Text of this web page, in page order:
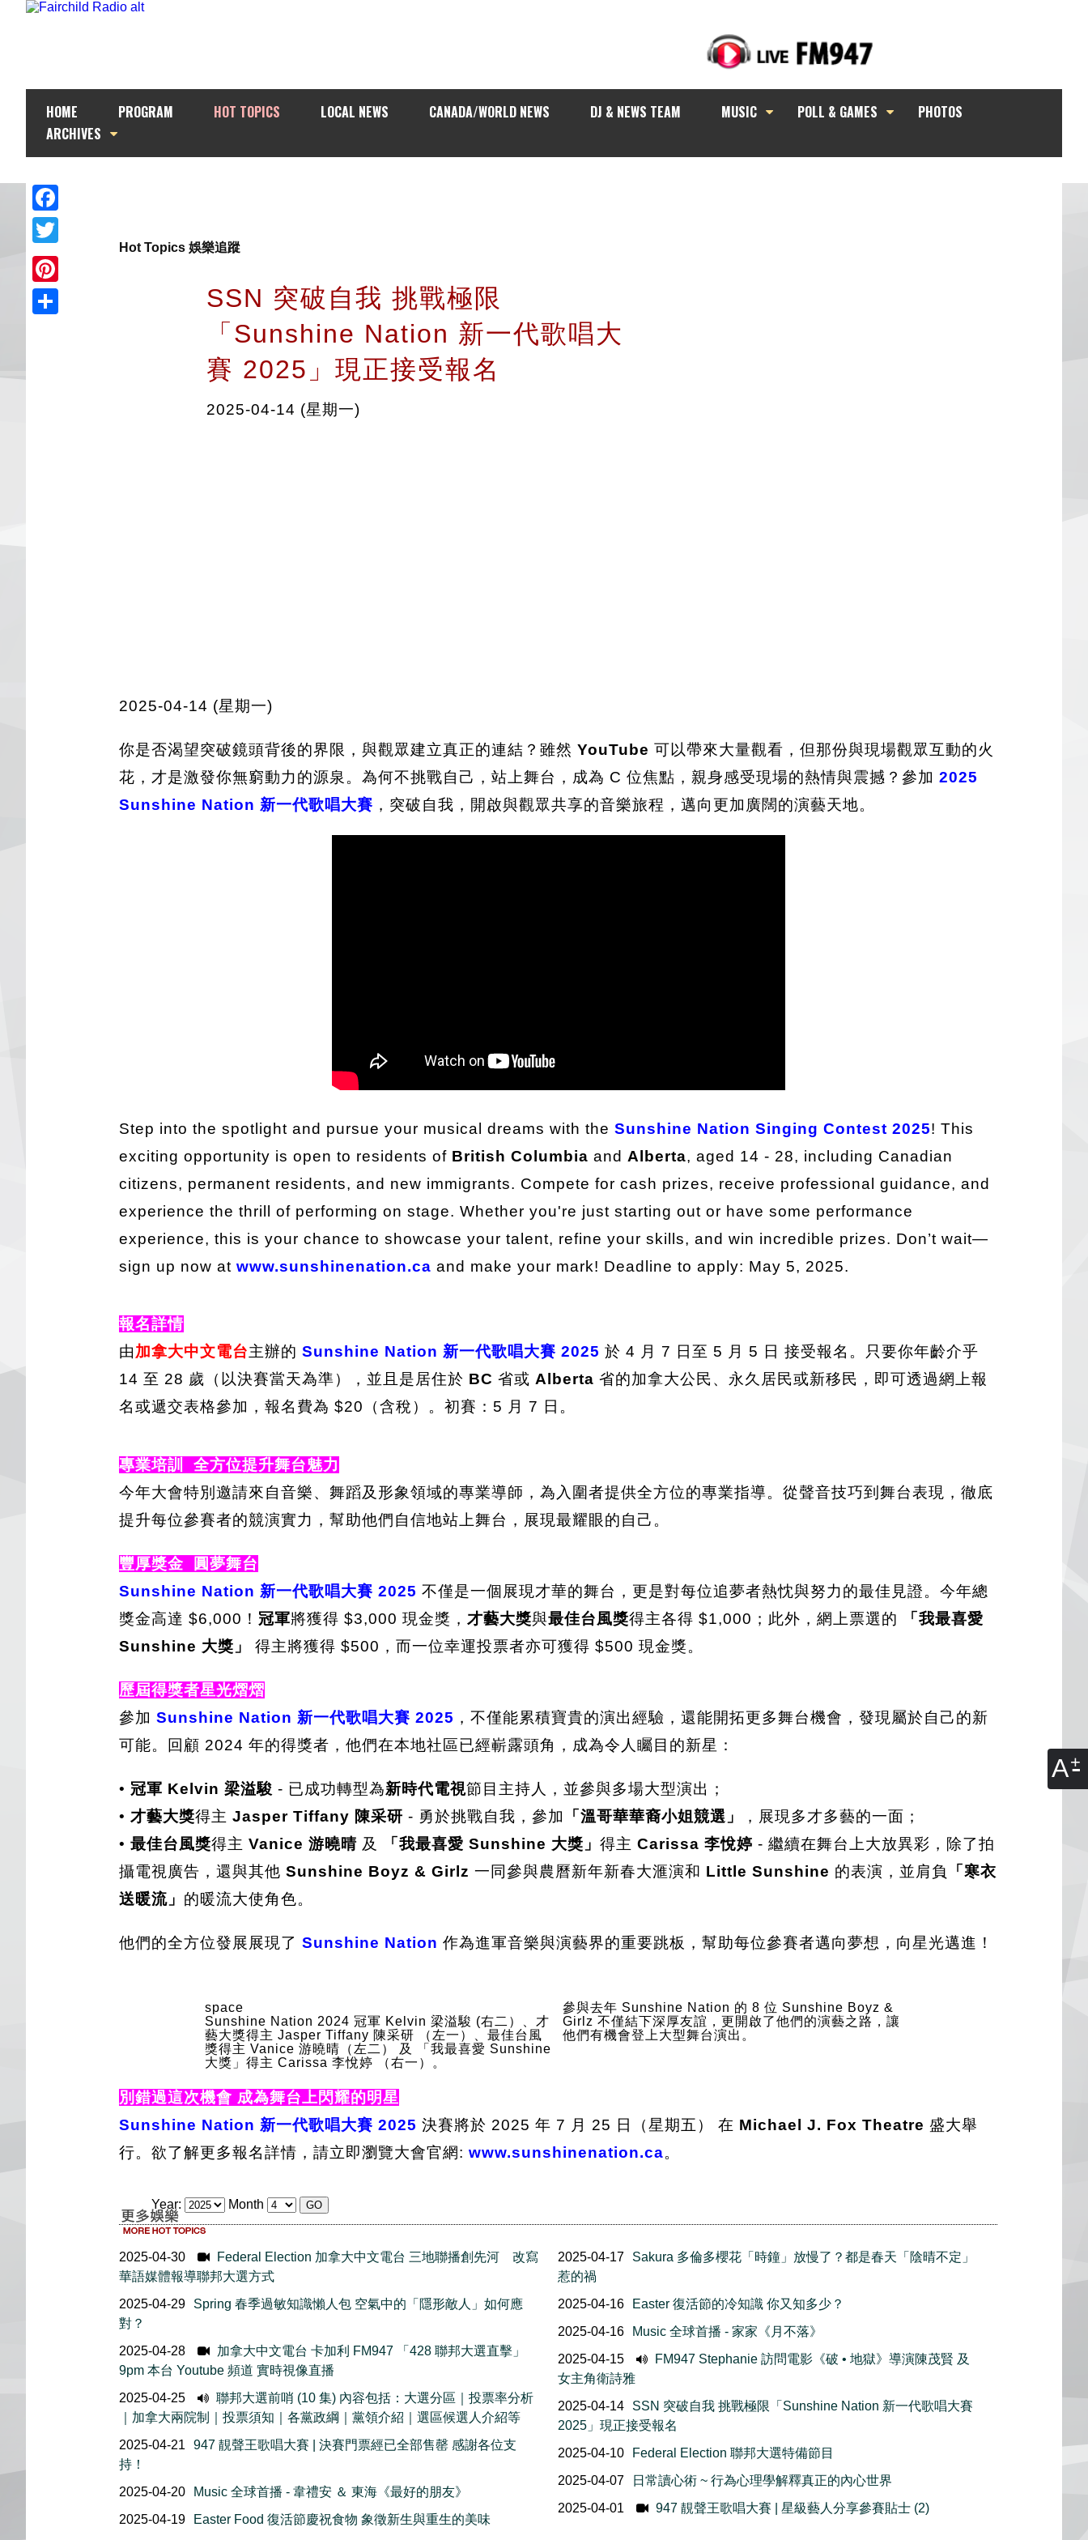
A
HOME PROGRAM HOT TOPICS LOCAL NEWS CANADA/WORLD NEWS DJ & NEWS TEAM MUSIC POLL & GAMES
PHOTOS
ARCHIVES
Facebook
Twitter
Pinterest
Hot Topics 娛樂追蹤
SSN 突破自我 挑戰極限
「Sunshine Nation 新一代歌唱大
賽 2025」現正接受報名
2025-04-14 (星期一)
2025-04-14 (星期一)
你是否渴望突破鏡頭背後的界限，與觀眾建立真正的連結？雖然 YouTube 可以帶來大量觀看，但那份與現場觀眾互動的火
花，才是激發你無窮動力的源泉。為何不挑戰自己，站上舞台，成為 C 位焦點，親身感受現場的熱情與震撼？參加 2025
Sunshine Nation 新一代歌唱大賽 ，突破自我，開啟與觀眾共享的音樂旅程，邁向更加廣闊的演藝天地。
Step into the spotlight and pursue your musical dreams with the Sunshine Nation Singing Contest 2025! This
exciting opportunity is open to residents of British Columbia and Alberta, aged 14 - 28, including Canadian
citizens, permanent residents, and new immigrants. Compete for cash prizes, receive professional guidance, and
experience the thrill of performing on stage. Whether you're just starting out or have some performance
experience, this is your chance to showcase your talent, refine your skills, and win incredible prizes. Don’t wait—
sign up now at www.sunshinenation.ca and make your mark! Deadline to apply: May 5, 2025.
報名詳情
由加拿大中文電台主辦的 Sunshine Nation 新一代歌唱大賽 2025 於 4 月 7 日至 5 月 5 日 接受報名。只要你年齡介乎
14 至 28 歲（以決賽當天為準），並且是居住於 BC 省或 Alberta 省的加拿大公民、永久居民或新移民，即可透過網上報
名或遞交表格參加，報名費為 $20（含稅）。初賽：5 月 7 日。
專業培訓 全方位提升舞台魅力
今年大會特別邀請來自音樂、舞蹈及形象領域的專業導師，為入圍者提供全方位的專業指導。從聲音技巧到舞台表現，徹底
提升每位參賽者的競演實力，幫助他們自信地站上舞台，展現最耀眼的自己。
豐厚獎金 圓夢舞台
Sunshine Nation 新一代歌唱大賽 2025 不僅是一個展現才華的舞台，更是對每位追夢者熱忱與努力的最佳見證。今年總
獎金高達 $6,000！ 冠軍將獲得 $3,000 現金獎， 才藝大獎與最佳台風獎得主各得 $1,000；此外，網上票選的
「我最喜愛
Sunshine 大獎」
得主將獲得 $500，而一位幸運投票者亦可獲得 $500 現金獎。
歷屆得獎者星光熠熠
參加 Sunshine Nation 新一代歌唱大賽 2025 ，不僅能累積寶貴的演出經驗，還能開拓更多舞台機會，發現屬於自己的新
可能。回顧 2024 年的得獎者，他們在本地社區已經嶄露頭角，成為令人矚目的新星：
• 冠軍 Kelvin 梁溢駿 - 已成功轉型為新時代電視節目主持人，並參與多場大型演出；
• 才藝大獎得主 Jasper Tiffany 陳采研 - 勇於挑戰自我，參加 「溫哥華華裔小姐競選」
，展現多才多藝的一面；
• 最佳台風獎得主 Vanice 游曉晴 及 「我最喜愛 Sunshine 大獎」 得主 Carissa 李悅婷 - 繼續在舞台上大放異彩，除了拍
攝電視廣告，還與其他 Sunshine Boyz & Girlz 一同參與農曆新年新春大滙演和 Little Sunshine 的表演，並肩負
「寒衣
送暖流」 的暖流大使角色。
他們的全方位發展展現了 Sunshine Nation 作為進軍音樂與演藝界的重要跳板，幫助每位參賽者邁向夢想，向星光邁進！
space
Sunshine Nation 2024 冠軍 Kelvin 梁溢駿 (右二）、才
藝大獎得主 Jasper Tiffany 陳采研 （左一）、最佳台風
獎得主 Vanice 游曉晴（左二） 及 「我最喜愛 Sunshine
大獎」得主 Carissa 李悅婷 （右一）。
參與去年 Sunshine Nation 的 8 位 Sunshine Boyz &
Girlz 不僅結下深厚友誼，更開啟了他們的演藝之路，讓
他們有機會登上大型舞台演出。
別錯過這次機會 成為舞台上閃耀的明星
Sunshine Nation 新一代歌唱大賽 2025 決賽將於 2025 年 7 月 25 日（星期五） 在 Michael J. Fox Theatre 盛大舉
行。欲了解更多報名詳情，請立即瀏覽大會官網: www.sunshinenation.ca。
Year: Month
2025-04-30
Federal Election 加拿大中文電台 三地聯播創先河 改寫
華語媒體報導聯邦大選方式
2025-04-29
Spring 春季過敏知識懶人包 空氣中的「隱形敵人」如何應
對？
2025-04-28
加拿大中文電台 卡加利 FM947 「428 聯邦大選直擊」
9pm 本台 Youtube 頻道 實時視像直播
2025-04-25
聯邦大選前哨 (10 集) 內容包括：大選分區｜投票率分析
｜加拿大兩院制｜投票須知｜各黨政綱｜黨領介紹｜選區候選人介紹等
2025-04-21
947 靚聲王歌唱大賽 | 決賽門票經已全部售罄 感謝各位支
持！
2025-04-20
Music 全球首播 - 韋禮安 ＆ 東海《最好的朋友》
2025-04-19
Easter Food 復活節慶祝食物 象徵新生與重生的美味
2025-04-17
Sakura 多倫多櫻花「時鐘」放慢了？都是春天「陰晴不定」
惹的禍
2025-04-16
Easter 復活節的冷知識 你又知多少？
2025-04-16
Music 全球首播 - 家家《月不落》
2025-04-15
FM947 Stephanie 訪問電影《破 • 地獄》導演陳茂賢 及
女主角衛詩雅
2025-04-14
SSN 突破自我 挑戰極限「Sunshine Nation 新一代歌唱大賽
2025」現正接受報名
2025-04-10
Federal Election 聯邦大選特備節目
2025-04-07
日常讀心術 ~ 行為心理學解釋真正的內心世界
2025-04-01
947 靚聲王歌唱大賽 | 星級藝人分享參賽貼士 (2)